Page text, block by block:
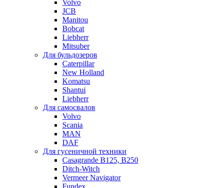
Volvo
JCB
Manitou
Bobcat
Liebherr
Mitsuber
Для бульдозеров
Caterpillar
New Holland
Komatsu
Shantui
Liebherr
Для самосвалов
Volvo
Scania
MAN
DAF
Для гусеничной техники
Casagrande B125, B250
Ditch-Witch
Vermeer Navigator
Fundex